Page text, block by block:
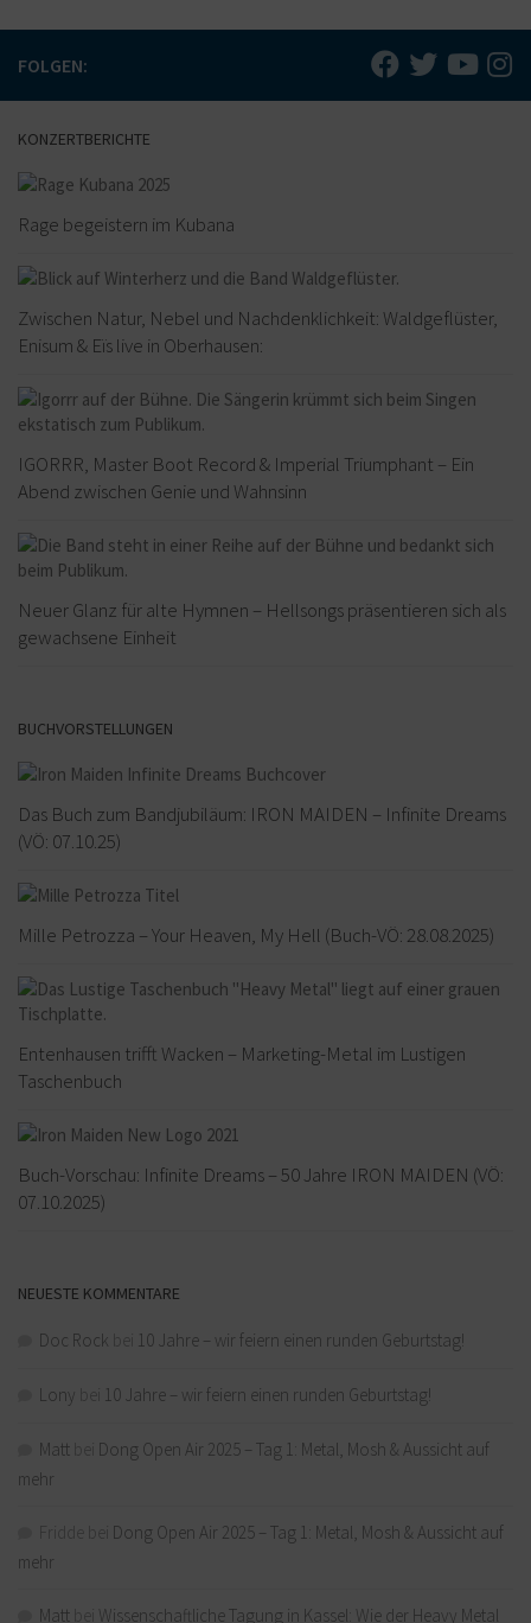
FOLGEN:
KONZERTBERICHTE
Rage begeistern im Kubana
Zwischen Natur, Nebel und Nachdenklichkeit: Waldgeflüster,
Enisum & Eïs live in Oberhausen:
IGORRR, Master Boot Record & Imperial Triumphant – Ein
Abend zwischen Genie und Wahnsinn
Neuer Glanz für alte Hymnen – Hellsongs präsentieren sich als
gewachsene Einheit
BUCHVORSTELLUNGEN
Das Buch zum Bandjubiläum: IRON MAIDEN – Infinite Dreams
(VÖ: 07.10.25)
Mille Petrozza – Your Heaven, My Hell (Buch-VÖ: 28.08.2025)
Entenhausen trifft Wacken – Marketing-Metal im Lustigen
Taschenbuch
Buch-Vorschau: Infinite Dreams – 50 Jahre IRON MAIDEN (VÖ:
07.10.2025)
NEUESTE KOMMENTARE
Doc Rock 10 Jahre – wir feiern einen runden Geburtstag!
Lony 10 Jahre – wir feiern einen runden Geburtstag!
Matt
Dong Open Air 2025 – Tag 1: Metal, Mosh & Aussicht auf
mehr
Dong Open Air 2025 – Tag 1: Metal, Mosh & Aussicht auf
mehr
Matt Wissenschaftliche Tagung in Kassel: Wie der Heavy Metal